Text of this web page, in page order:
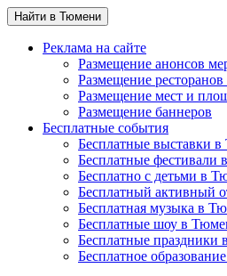
Найти в Тюмени
Реклама на сайте
Размещение анонсов
Размещение
Размещение мест и
Размещение баннеров
Бесплатные события
Бесплатные выставки
Бесплатные фестивали
Бесплатно с детьми в
Бесплатный активный
Бесплатная музыка в
Бесплатные шоу в
Бесплатные праздники
Бесплатное